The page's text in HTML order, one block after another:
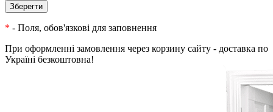
* - Поля, обов'язкові для заповнення
При оформленні замовлення через корзину сайту - доставка по
Україні безкоштовна!